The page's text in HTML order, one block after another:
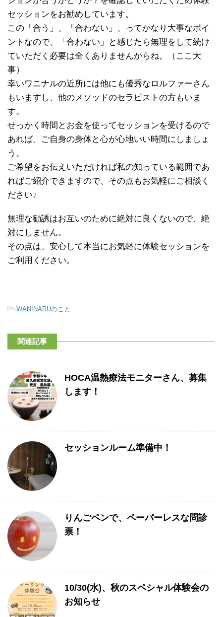
セッションをお勧めしています。
この「合う」、「合わない」、ってかなり大事なポイ
ントなので、「合わない」と感じたら無理をして続け
ていただく必要は全くありませんからね。（ここ大
事）
幸いワニナルの近所には他にも優秀なロルファーさん
もいますし、他のメソッドのセラピストの方もいま
す。
せっかく時間とお金を使ってセッションを受けるので
あれば、ご自身の身体と心が心地いい時間にしましょ
う。
ご希望をお伝えいただければ私の知っている範囲であ
ればご紹介できますので、その点もお気軽にご相談く
ださい♪
無理な勧誘はお互いのために絶対に良くないので、絶
対にしません。
その点は、安心して本当にお気軽に体験セッションを
ご利用ください。
-WANINARUのこと
関連記事
HOCA温熱療法モニターさん、募集
します！
セッションルーム準備中！
りんごペンで、ペーパーレスな問診
票！
10/30(水)、秋のスペシャル体験会の
お知らせ